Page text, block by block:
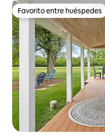
Favorito entre huéspedes
Favorito entre huéspedes